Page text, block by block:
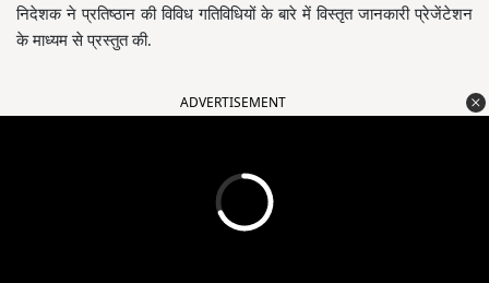
निदेशक ने प्रतिष्ठान की विविध गतिविधियों के बारे में विस्तृत जानकारी प्रेजेंटेशन
के माध्यम से प्रस्तुत की.
ADVERTISEMENT